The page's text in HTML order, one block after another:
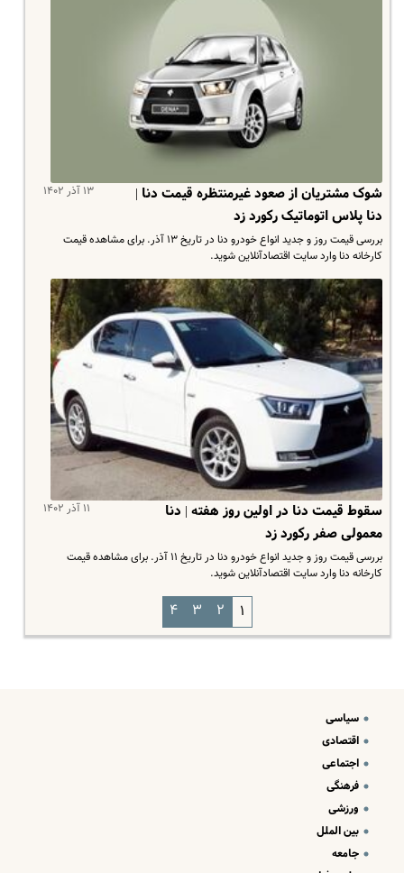
۱۳ آذر ۱۴۰۲
شوک مشتریان از صعود غیرمنتظره قیمت دنا |
دنا پلاس اتوماتیک رکورد زد
بررسی قیمت روز و جدید انواع خودرو دنا در تاریخ ۱۳ آذر. برای مشاهده قیمت
کارخانه دنا وارد سایت اقتصادآنلاین شوید.
۱۱ آذر ۱۴۰۲
سقوط قیمت دنا در اولین روز هفته | دنا
معمولی صفر رکورد زد
بررسی قیمت روز و جدید انواع خودرو دنا در تاریخ ۱۱ آذر. برای مشاهده قیمت
کارخانه دنا وارد سایت اقتصادآنلاین شوید.
۱ ۲ ۳ ۴
سیاسی
اقتصادی
اجتماعی
فرهنگی
ورزشی
بین الملل
جامعه